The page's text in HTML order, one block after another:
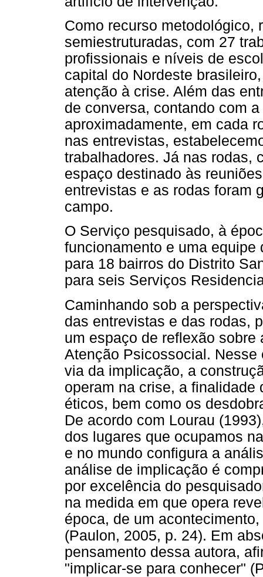
Como recurso metodológico,
semiestruturadas, com 27
profissionais e níveis de
capital do Nordeste
atenção à crise. Além das
de conversa, contando com
aproximadamente, em cada
nas entrevistas,
trabalhadores. Já nas rodas,
espaço destinado às
entrevistas e as rodas foram
campo.
O Serviço pesquisado, à
funcionamento e uma
para 18 bairros do Distrito
para seis Serviços
Caminhando sob a
das entrevistas e das rodas,
um espaço de reflexão
Atenção Psicossocial.
via da implicação, a
operam na crise, a
éticos, bem como os
De acordo com Lourau
dos lugares que ocupamos
e no mundo configura a
análise de implicação é
por excelência do
na medida em que opera
época, de um
(Paulon, 2005, p. 24). Em
pensamento dessa autora,
"implicar-se para conhecer"